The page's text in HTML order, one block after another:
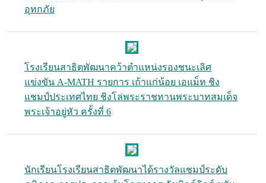
อุทกภัย
โรงเรียนสาธิตพัฒนาคว้าตำแหน่งรองชนะเลิศ
แข่งขัน A-MATH รายการ เถ้าแก่น้อย เอแม็ท ชิง
แชมป์ประเทศไทย ชิงโล่พระราชทานพระบาทสมเด็จ
พระเจ้าอยู่หัว ครั้งที่ 6
นักเรียนโรงเรียนสาธิตพัฒนาได้รางวัลแชมป์ระดับ